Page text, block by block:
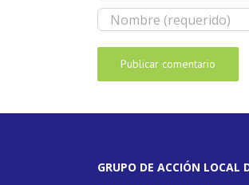
GRUPO DE ACCIÓN LOCAL